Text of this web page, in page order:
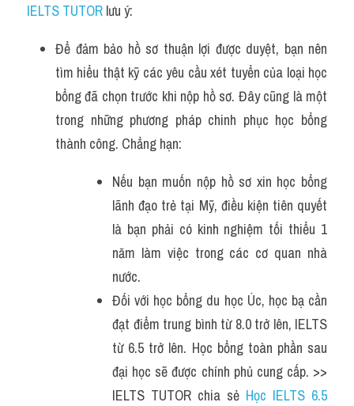
IELTS TUTOR lưu ý:
Để đảm bảo hồ sơ thuận lợi được duyệt, bạn nên
tìm hiểu thật kỹ các yêu cầu xét tuyển của loại học
bổng đã chọn trước khi nộp hồ sơ. Đây cũng là một
trong những phương pháp chinh phục học bổng
thành công. Chẳng hạn:
Nếu bạn muốn nộp hồ sơ xin học bổng
lãnh đạo trẻ tại Mỹ, điều kiện tiên quyết
là bạn phải có kinh nghiệm tối thiểu 1
năm làm việc trong các cơ quan nhà
nước.
Đối với học bổng du học Úc, học bạ cần
đạt điểm trung bình từ 8.0 trở lên, IELTS
từ 6.5 trở lên. Học bổng toàn phần sau
đại học sẽ được chính phủ cung cấp. >>
IELTS TUTOR chia sẻ Học IELTS 6.5